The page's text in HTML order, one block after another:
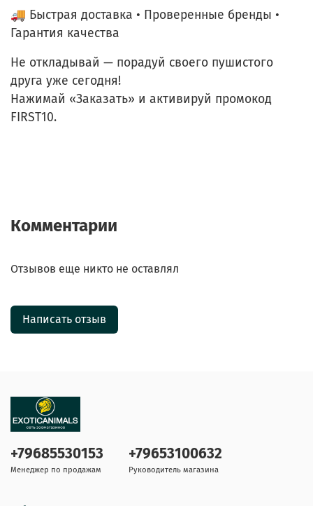
🚚 Быстрая доставка • Проверенные бренды •
Гарантия качества
Не откладывай — порадуй своего пушистого
друга уже сегодня!
Нажимай «Заказать» и активируй промокод
FIRST10.
Комментарии
Отзывов еще никто не оставлял
Написать отзыв
+79685530153
Менеджер по продажам
+79653100632
Руководитель магазина